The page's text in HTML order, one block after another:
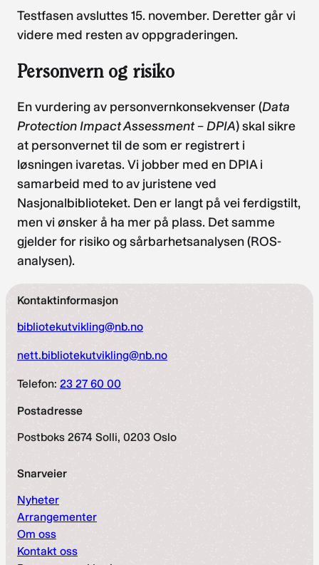
Testfasen avsluttes 15. november. Deretter går vi
videre med resten av oppgraderingen.
Personvern og risiko
En vurdering av personvernkonsekvenser (Data
Protection Impact Assessment–DPIA) skal sikre
at personvernet til de som er registrert i
løsningen ivaretas. Vi jobber med en DPIA i
samarbeid med to av juristene ved
Nasjonalbiblioteket. Den er langt på vei ferdigstilt,
men vi ønsker å ha mer på plass. Det samme
gjelder for risiko og sårbarhetsanalysen (ROS-
analysen).
Kontaktinformasjon
bibliotekutvikling@nb.no
nett.bibliotekutvikling@nb.no
Telefon: 23 27 60 00
Postadresse
Postboks 2674 Solli, 0203 Oslo
Snarveier
Nyheter
Arrangementer
Om oss
Kontakt oss